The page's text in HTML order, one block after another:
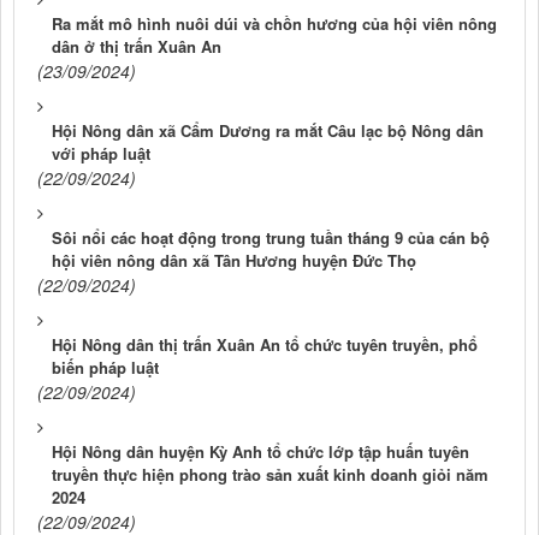
Ra mắt mô hình nuôi dúi và chồn hương của hội viên nông
dân ở thị trấn Xuân An
(23/09/2024)
Hội Nông dân xã Cẩm Dương ra mắt Câu lạc bộ Nông dân
với pháp luật
(22/09/2024)
Sôi nổi các hoạt động trong trung tuần tháng 9 của cán bộ
hội viên nông dân xã Tân Hương huyện Đức Thọ
(22/09/2024)
Hội Nông dân thị trấn Xuân An tổ chức tuyên truyền, phổ
biến pháp luật
(22/09/2024)
Hội Nông dân huyện Kỳ Anh tổ chức lớp tập huấn tuyên
truyền thực hiện phong trào sản xuất kinh doanh giỏi năm
2024
(22/09/2024)